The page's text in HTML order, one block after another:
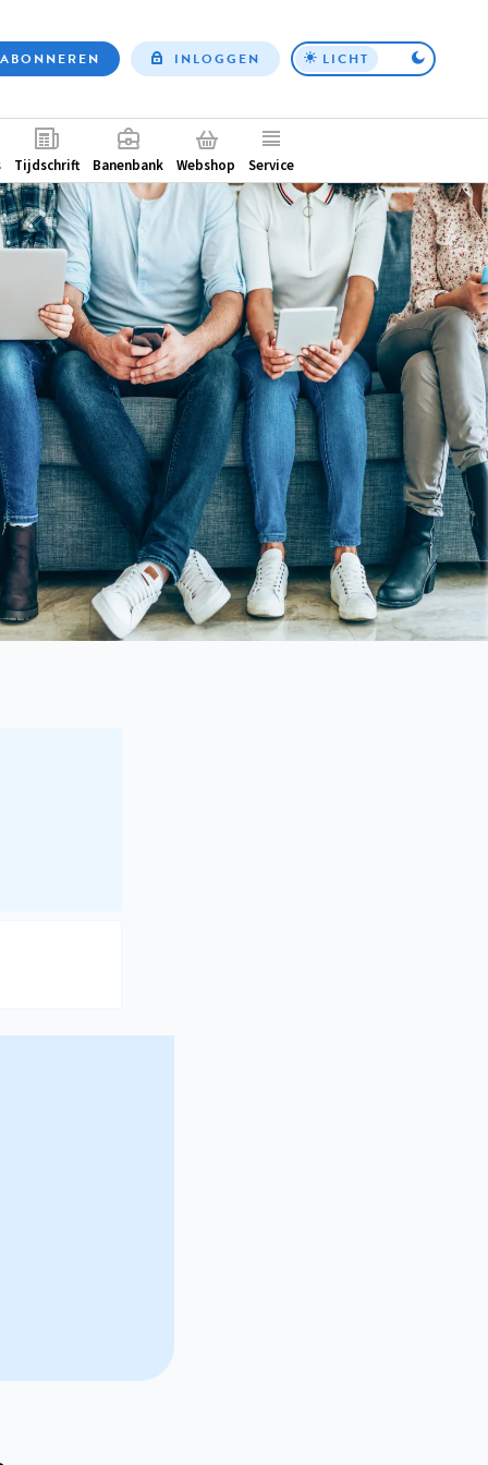
Top
ABONNEREN INLOGGEN LICHT
Tijdschrift Banenbank Webshop Service